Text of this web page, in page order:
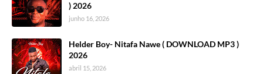
) 2026
junho 16, 2026
Helder Boy- Nitafa Nawe ( DOWNLOAD MP3 )
2026
abril 15, 2026